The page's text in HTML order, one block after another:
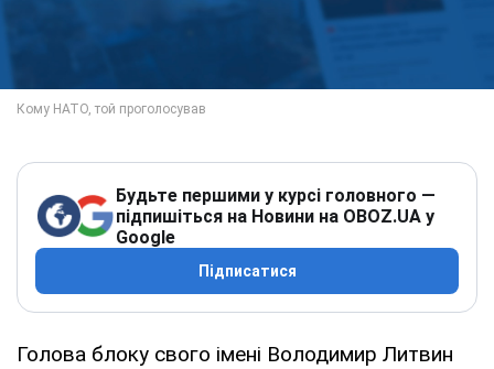
Будьте першими у курсі головного —
підпишіться на Новини на OBOZ.UA у
Google
Підписатися
Голова блоку свого імені Володимир Литвин